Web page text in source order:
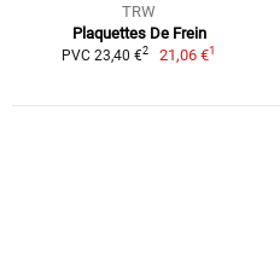
TRW
Plaquettes De Frein
PVC 23,40 €2 21,06 €1